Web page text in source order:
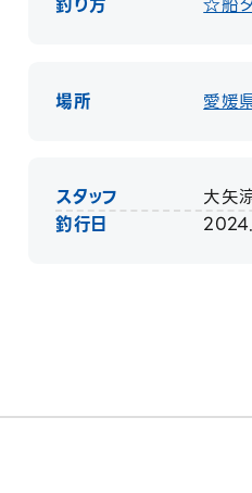
場所 愛媛
スタッフ
大矢
釣行日